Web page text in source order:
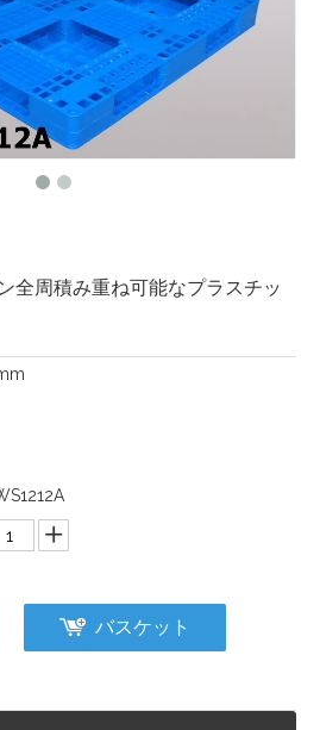
全周積み重ね可能なプラスチッ
バスケット